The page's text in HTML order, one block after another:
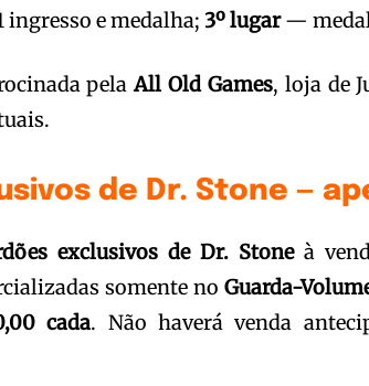
e medalha;3º lugar—
pelaAll Old Games, loja de
de Dr. Stone —
exclusivos de Dr. Stoneà
somente no Guarda-
cada. Não haverá venda